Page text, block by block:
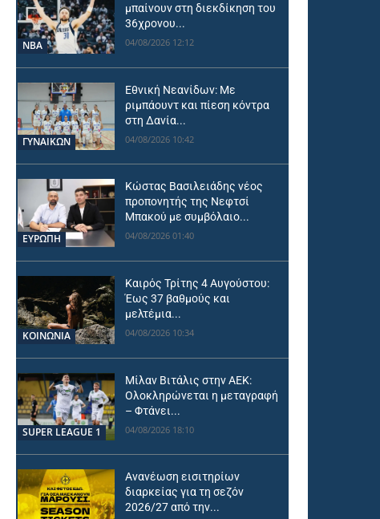
NBA
μπαίνουν στη διεκδίκηση του
36χρονου...
04/08/2026 12:12
ΓΥΝΑΙΚΩΝ
Εθνική Νεανίδων: Με
ριμπάουντ και πίεση κόντρα
στη Δανία...
04/08/2026 10:42
ΕΥΡΩΠΗ
Κώστας Βασιλειάδης νέος
προπονητής της Νεφτσί
Μπακού με συμβόλαιο...
04/08/2026 01:40
ΚΟΙΝΩΝΙΑ
Καιρός Τρίτης 4 Αυγούστου:
Έως 37 βαθμούς και
μελτέμια...
04/08/2026 10:34
SUPER LEAGUE 1
Μίλαν Βιτάλις στην ΑΕΚ:
Ολοκληρώνεται η μεταγραφή
– Φτάνει...
04/08/2026 18:10
Ανανέωση εισιτηρίων
διαρκείας για τη σεζόν
2026/27 από την...